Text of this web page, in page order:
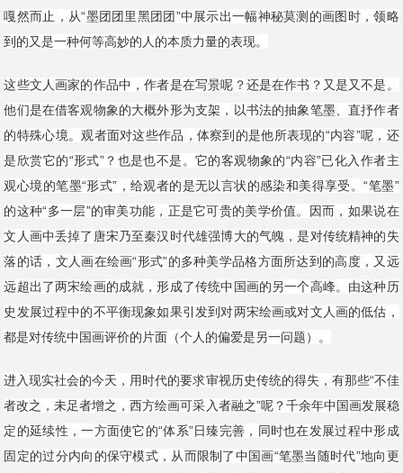
嘎然而止，从“墨团团里黑团团”中展示出一幅神秘莫测的画图时，领略
到的又是一种何等高妙的人的本质力量的表现。
这些文人画家的作品中，作者是在写景呢？还是在作书？又是又不是。
他们是在借客观物象的大概外形为支架，以书法的抽象笔墨、直抒作者
的特殊心境。观者面对这些作品，体察到的是他所表现的“内容”呢，还
是欣赏它的“形式”？也是也不是。它的客观物象的“内容”已化入作者主
观心境的笔墨“形式”，给观者的是无以言状的感染和美得享受。“笔墨”
的这种“多一层”的审美功能，正是它可贵的美学价值。因而，如果说在
文人画中丢掉了唐宋乃至秦汉时代雄强博大的气魄，是对传统精神的失
落的话，文人画在绘画“形式”的多种美学品格方面所达到的高度，又远
远超出了两宋绘画的成就，形成了传统中国画的另一个高峰。由这种历
史发展过程中的不平衡现象如果引发到对两宋绘画或对文人画的低估，
都是对传统中国画评价的片面（个人的偏爱是另一问题）。
进入现实社会的今天，用时代的要求审视历史传统的得失，有那些“不佳
者改之，未足者增之，西方绘画可采入者融之”呢？千余年中国画发展稳
定的延续性，一方面使它的“体系”日臻完善，同时也在发展过程中形成
固定的过分内向的保守模式，从而限制了中国画“笔墨当随时代”地向更